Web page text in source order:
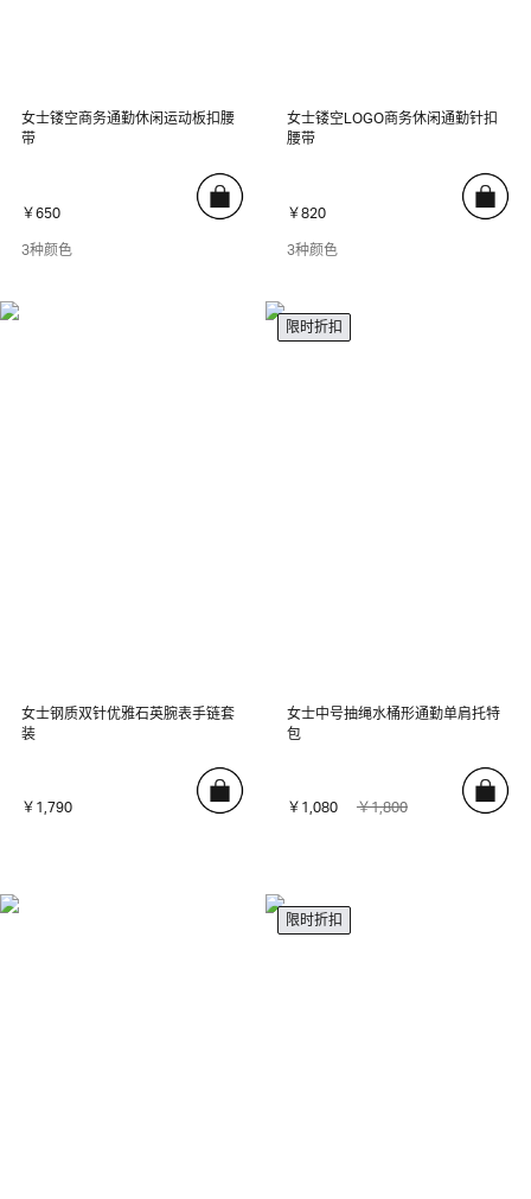
女士镂空商务通勤休闲运动板扣腰
带
￥650
3种颜色
女士镂空LOGO商务休闲通勤针扣
腰带
￥820
3种颜色
女士钢质双针优雅石英腕表手链套
装
￥1,790
限时折扣
女士中号抽绳水桶形通勤单肩托特
包
￥1,080 ￥1,800
限时折扣